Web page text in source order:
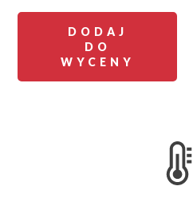
DODAJ
DO
WYCENY